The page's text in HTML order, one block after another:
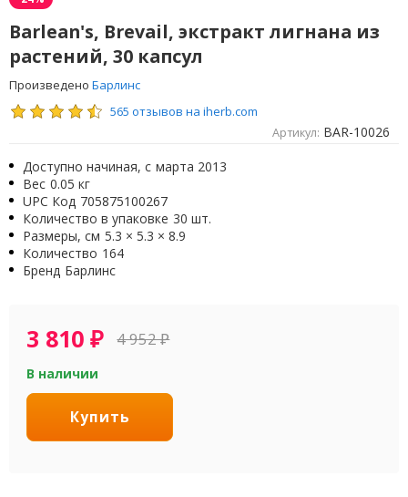
Barlean's, Brevail, экстракт лигнана из
растений, 30 капсул
Произведено Барлинс
565 отзывов на iherb.com
Артикул: BAR-10026
Доступно начиная, с марта 2013
Вес 0.05 кг
UPC Код 705875100267
Количество в упаковке 30 шт.
Размеры, см 5.3 × 5.3 × 8.9
Количество 164
Бренд Барлинс
3 810₽ 4 952₽
В наличии
Купить